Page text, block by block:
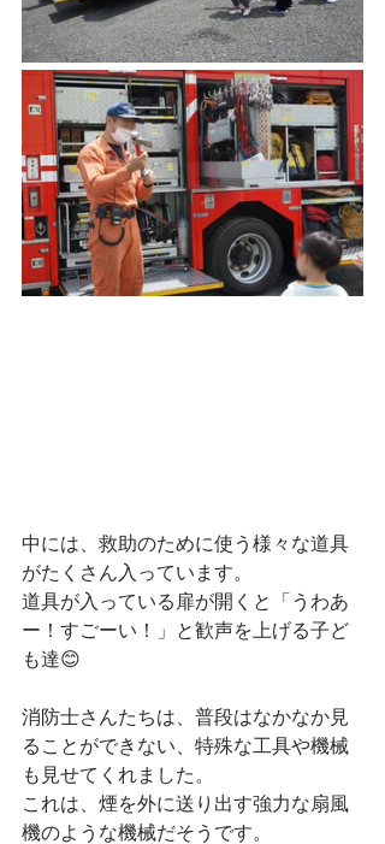
中には、救助のために使う様々な道具
がたくさん入っています。
道具が入っている扉が開くと「うわあ
ー！すごーい！」と歓声を上げる子ど
も達😊
消防士さんたちは、普段はなかなか見
ることができない、特殊な工具や機械
も見せてくれました。
これは、煙を外に送り出す強力な扇風
機のような機械だそうです。